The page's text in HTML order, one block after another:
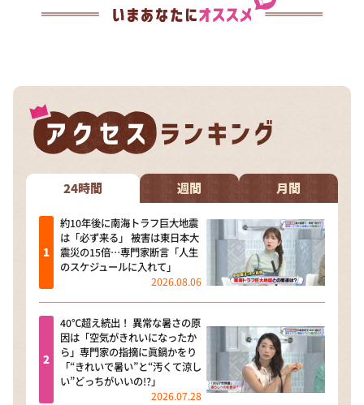
24時間 週間 月間
約10年後に南海トラフ巨大地震
は「必ず来る」 被害は東日本大
震災の15倍…専門家断言「人生
のスケジュールに入れて」
2026.08.06
40℃超え続出！ 異常な暑さの原
因は「空気がきれいになったか
ら」専門家の指摘に眞鍋かをり
「“きれいで暑い”と“汚くて涼し
い”どっちがいいの!?」
2026.07.28